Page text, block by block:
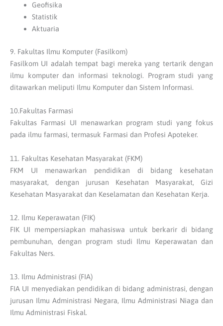
Geofisika
Statistik
Aktuaria
9. Fakultas Ilmu Komputer (Fasilkom)
Fasilkom UI adalah tempat bagi mereka yang tertarik dengan
ilmu komputer dan informasi teknologi. Program studi yang
ditawarkan meliputi Ilmu Komputer dan Sistem Informasi.
10.Fakultas Farmasi
Fakultas Farmasi UI menawarkan program studi yang fokus
pada ilmu farmasi, termasuk Farmasi dan Profesi Apoteker.
11. Fakultas Kesehatan Masyarakat (FKM)
FKM UI menawarkan pendidikan di bidang kesehatan
masyarakat, dengan jurusan Kesehatan Masyarakat, Gizi
Kesehatan Masyarakat dan Keselamatan dan Kesehatan Kerja.
12. Ilmu Keperawatan (FIK)
FIK UI mempersiapkan mahasiswa untuk berkarir di bidang
pembunuhan, dengan program studi Ilmu Keperawatan dan
Fakultas Ners.
13. Ilmu Administrasi (FIA)
FIA UI menyediakan pendidikan di bidang administrasi, dengan
jurusan Ilmu Administrasi Negara, Ilmu Administrasi Niaga dan
Ilmu Administrasi Fiskal.